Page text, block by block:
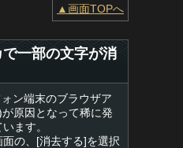
▲画面TOPへ
一部の文字が消
ン端末のブラウザア
原因となって稀に発
ます。
の、[消去する]を選択